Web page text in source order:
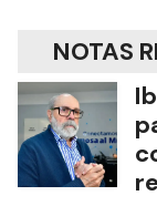
NOTAS